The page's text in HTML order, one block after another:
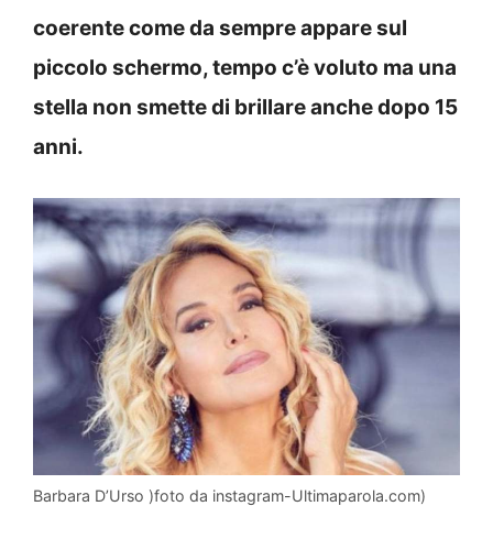
coerente come da sempre appare sul
piccolo schermo, tempo c’è voluto ma una
stella non smette di brillare anche dopo 15
anni.
Barbara D’Urso )foto da instagram-Ultimaparola.com)